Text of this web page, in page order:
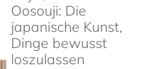
Oosouji: Die
japanische Kunst,
Dinge bewusst
loszulassen